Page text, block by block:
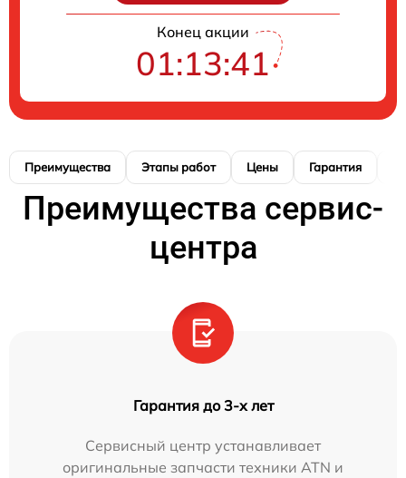
Конец акции
01:13:40
Преимущества Этапы работ Цены Гарантия
Преимущества сервис-
центра
Гарантия до 3-х лет
Сервисный центр устанавливает
оригинальные запчасти техники ATN и